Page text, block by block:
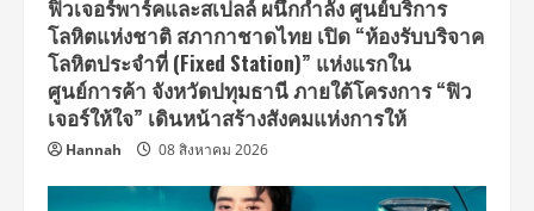
ฟิวเจอร์พาร์คและสเปลล์ ผนึกกำลัง ศูนย์บริการ
โลหิตแห่งชาติ สภากาชาดไทย เปิด “ห้องรับบริจาค
โลหิตประจำที่ (Fixed Station)” แห่งแรกใน
ศูนย์การค้า จังหวัดปทุมธานี ภายใต้โครงการ “ฟิว
เจอร์ให้ใจ” เดินหน้าสร้างสังคมแห่งการให้
Hannah 08 สิงหาคม 2026